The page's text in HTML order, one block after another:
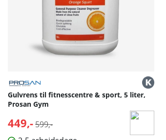
Gulvrens til fitnesscentre & sport, 5 liter,
Prosan Gym
449,- Normalpris:
599,-